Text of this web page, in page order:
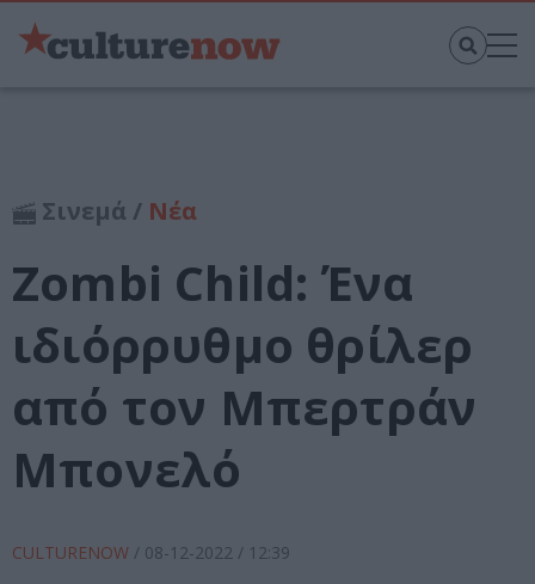
Σινεμά / Νέα
Zombi Child: Ένα
ιδιόρρυθμο θρίλερ
από τον Μπερτράν
Μπονελό
CULTURENOW / 08-12-2022 / 12:39